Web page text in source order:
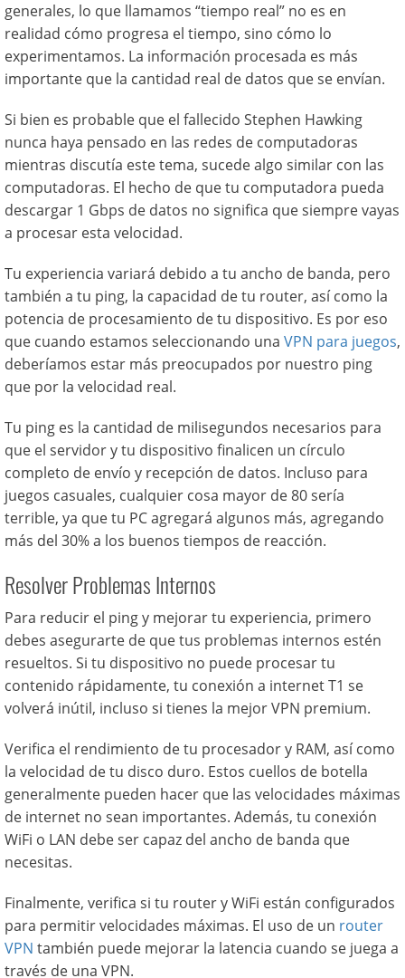
generales, lo que llamamos “tiempo real” no es en
realidad cómo progresa el tiempo, sino cómo lo
experimentamos. La información procesada es más
importante que la cantidad real de datos que se envían.
Si bien es probable que el fallecido Stephen Hawking
nunca haya pensado en las redes de computadoras
mientras discutía este tema, sucede algo similar con las
computadoras. El hecho de que tu computadora pueda
descargar 1 Gbps de datos no significa que siempre vayas
a procesar esta velocidad.
Tu experiencia variará debido a tu ancho de banda, pero
también a tu ping, la capacidad de tu router, así como la
potencia de procesamiento de tu dispositivo. Es por eso
que cuando estamos seleccionando una VPN para juegos,
deberíamos estar más preocupados por nuestro ping
que por la velocidad real.
Tu ping es la cantidad de milisegundos necesarios para
que el servidor y tu dispositivo finalicen un círculo
completo de envío y recepción de datos. Incluso para
juegos casuales, cualquier cosa mayor de 80 sería
terrible, ya que tu PC agregará algunos más, agregando
más del 30% a los buenos tiempos de reacción.
Resolver Problemas Internos
Para reducir el ping y mejorar tu experiencia, primero
debes asegurarte de que tus problemas internos estén
resueltos. Si tu dispositivo no puede procesar tu
contenido rápidamente, tu conexión a internet T1 se
volverá inútil, incluso si tienes la mejor VPN premium.
Verifica el rendimiento de tu procesador y RAM, así como
la velocidad de tu disco duro. Estos cuellos de botella
generalmente pueden hacer que las velocidades máximas
de internet no sean importantes. Además, tu conexión
WiFi o LAN debe ser capaz del ancho de banda que
necesitas.
Finalmente, verifica si tu router y WiFi están configurados
para permitir velocidades máximas. El uso de un router
VPN también puede mejorar la latencia cuando se juega a
través de una VPN.